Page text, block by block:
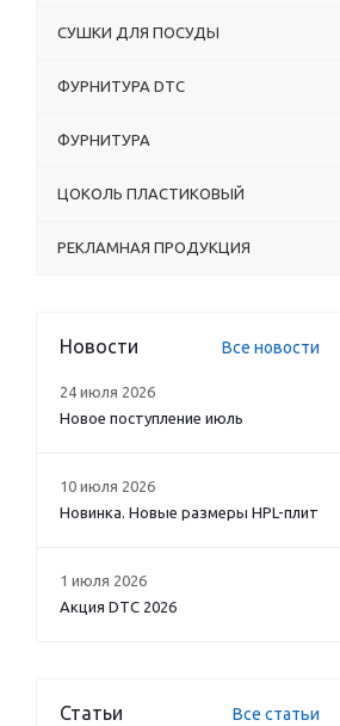
СУШКИ ДЛЯ ПОСУДЫ
ФУРНИТУРА DTC
ФУРНИТУРА
ЦОКОЛЬ ПЛАСТИКОВЫЙ
РЕКЛАМНАЯ ПРОДУКЦИЯ
Новости Все новости
24 июля 2026
Новое поступление июль
10 июля 2026
Новинка. Новые размеры HPL-плит
1 июля 2026
Акция DTC 2026
Статьи Все статьи